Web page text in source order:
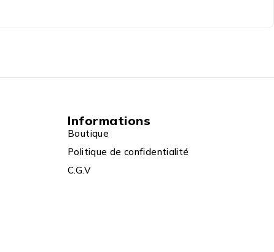
Informations
Boutique
Politique de confidentialité
C.G.V